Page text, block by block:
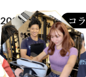
2026.04.03 コ
夏に間に合